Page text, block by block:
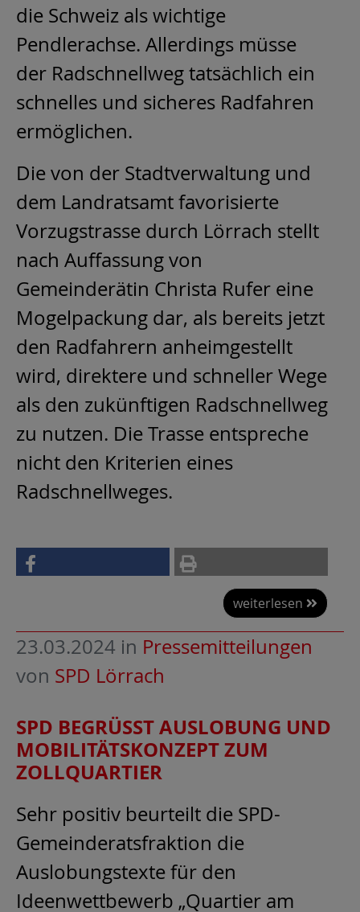
die Schweiz als wichtige
Pendlerachse. Allerdings müsse
der Radschnellweg tatsächlich ein
schnelles und sicheres Radfahren
ermöglichen.
Die von der Stadtverwaltung und
dem Landratsamt favorisierte
Vorzugstrasse durch Lörrach stellt
nach Auffassung von
Gemeinderätin Christa Rufer eine
Mogelpackung dar, als bereits jetzt
den Radfahrern anheimgestellt
wird, direktere und schneller Wege
als den zukünftigen Radschnellweg
zu nutzen. Die Trasse entspreche
nicht den Kriterien eines
Radschnellweges.
weiterlesen
23.03.2024 in Pressemitteilungen
von SPD Lörrach
SPD BEGRÜSST AUSLOBUNG UND M
OBILITÄTSKONZEPT ZUM Z
OLLQUARTIER
Sehr positiv beurteilt die SPD-
Gemeinderatsfraktion die
Auslobungstexte für den
Ideenwettbewerb „Quartier am